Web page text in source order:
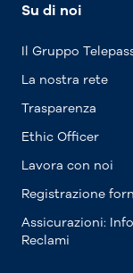
Su di noi
Il Gruppo
La nostra rete
Trasparenza
Ethic Officer
Lavora con noi
Registrazione
Assicurazioni:
Reclami